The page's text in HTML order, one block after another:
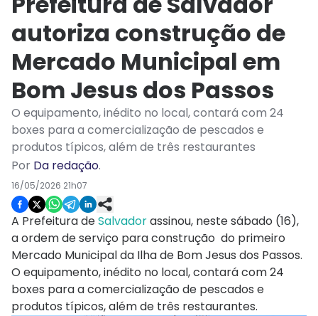
autoriza construção de
Mercado Municipal em
Bom Jesus dos Passos
O equipamento, inédito no local, contará com 24
boxes para a comercialização de pescados e
produtos típicos, além de três restaurantes
Por Da redação.
16/05/2026 21h07
A Prefeitura deSalvadorassinou, neste sábado (16),
a ordem de serviço para construção do primeiro
Mercado Municipal da Ilha de Bom Jesus dos Passos.
O equipamento, inédito no local, contará com 24
boxes para a comercialização de pescados e
produtos típicos, além de três restaurantes.